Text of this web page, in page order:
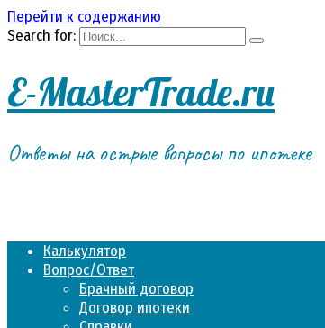
Перейти к содержанию
Search for:
E-MasterTrade.ru
Ответы на острые вопросы по ипотеке
Калькулятор
Вопрос/Ответ
Брачный договор
Договор ипотеки